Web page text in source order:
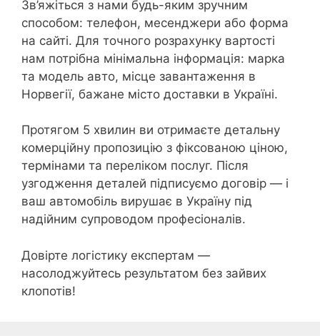
Зв’яжіться з нами будь-яким зручним
способом: телефон, месенджери або форма
на сайті. Для точного розрахунку вартості
нам потрібна мінімальна інформація: марка
та модель авто, місце завантаження в
Норвегії, бажане місто доставки в Україні.
Протягом 5 хвилин ви отримаєте детальну
комерційну пропозицію з фіксованою ціною,
термінами та переліком послуг. Після
узгодження деталей підписуємо договір — і
ваш автомобіль вирушає в Україну під
надійним супроводом професіоналів.
Довірте логістику експертам —
насолоджуйтесь результатом без зайвих
клопотів!